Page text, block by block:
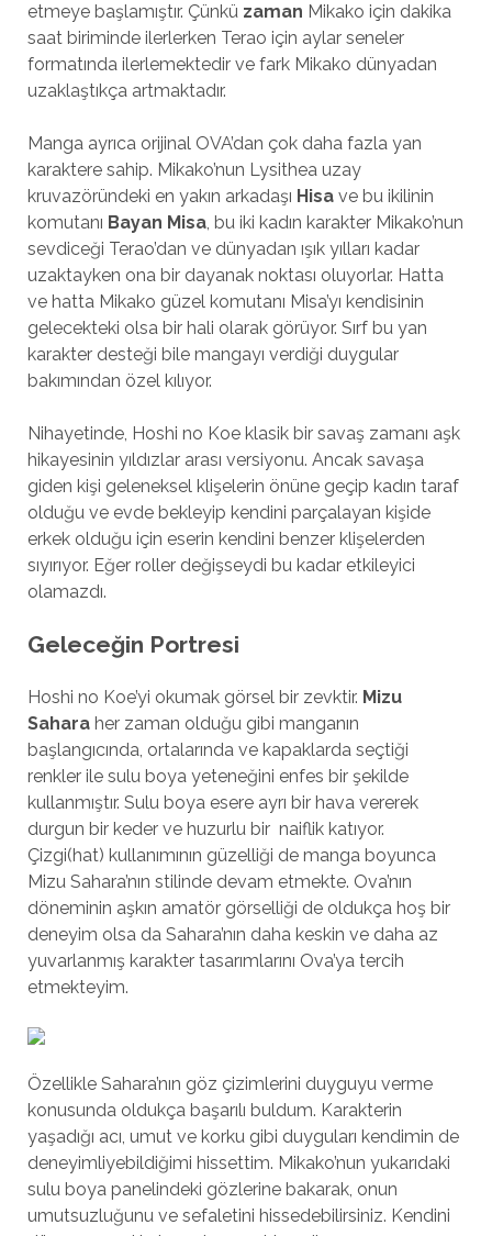
etmeye başlamıştır. Çünkü zaman Mikako için dakika
saat biriminde ilerlerken Terao için aylar seneler
formatında ilerlemektedir ve fark Mikako dünyadan
uzaklaştıkça artmaktadır.
Manga ayrıca orijinal OVA’dan çok daha fazla yan
karaktere sahip. Mikako’nun Lysithea uzay
kruvazöründeki en yakın arkadaşı Hisave bu ikilinin
komutanı Bayan Misa, bu iki kadın karakter Mikako’nun
sevdiceği Terao’dan ve dünyadan ışık yılları kadar
uzaktayken ona bir dayanak noktası oluyorlar. Hatta
ve hatta Mikako güzel komutanı Misa’yı kendisinin
gelecekteki olsa bir hali olarak görüyor. Sırf bu yan
karakter desteği bile mangayı verdiği duygular
bakımından özel kılıyor.
Nihayetinde, Hoshi no Koe klasik bir savaş zamanı aşk
hikayesinin yıldızlar arası versiyonu. Ancak savaşa
giden kişi geleneksel klişelerin önüne geçip kadın taraf
olduğu ve evde bekleyip kendini parçalayan kişide
erkek olduğu için eserin kendini benzer klişelerden
sıyırıyor. Eğer roller değişseydi bu kadar etkileyici
olamazdı.
Geleceğin Portresi
Hoshi no Koe’yi okumak görsel bir zevktir. Mizu
Saharaher zaman olduğu gibi manganın
başlangıcında, ortalarında ve kapaklarda seçtiği
renkler ile sulu boya yeteneğini enfes bir şekilde
kullanmıştır. Sulu boya esere ayrı bir hava vererek
durgun bir keder ve huzurlu bir naiflik katıyor.
Çizgi(hat) kullanımının güzelliği de manga boyunca
Mizu Sahara’nın stilinde devam etmekte. Ova’nın
döneminin aşkın amatör görselliği de oldukça hoş bir
deneyim olsa da Sahara’nın daha keskin ve daha az
yuvarlanmış karakter tasarımlarını Ova’ya tercih
etmekteyim.
Özellikle Sahara’nın göz çizimlerini duyguyu verme
konusunda oldukça başarılı buldum. Karakterin
yaşadığı acı, umut ve korku gibi duyguları kendimin de
deneyimliyebildiğimi hissettim. Mikako’nun yukarıdaki
sulu boya panelindeki gözlerine bakarak, onun
umutsuzluğunu ve sefaletini hissedebilirsiniz. Kendini